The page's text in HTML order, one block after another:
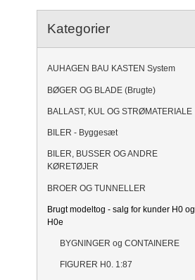
Kategorier
AUHAGEN BAU KASTEN System
BØGER OG BLADE (Brugte)
BALLAST, KUL OG STRØMATERIALE
BILER - Byggesæt
BILER, BUSSER OG ANDRE
KØRETØJER
BROER OG TUNNELLER
Brugt modeltog - salg for kunder H0 og
H0e
BYGNINGER og CONTAINERE
FIGURER H0. 1:87